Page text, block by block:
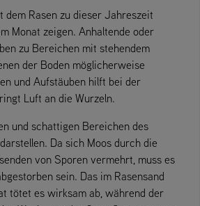
dem Rasen zu dieser Jahreszeit
Monat zeigen. Anhaltende oder
zu Bereichen mit stehendem
der Boden möglicherweise
und Aufstäuben hilft bei der
Luft an die Wurzeln.
und schattigen Bereichen des
Da sich Moos durch die
von Sporen vermehrt, muss es
sein. Das im Rasensand
tötet es wirksam ab, während der